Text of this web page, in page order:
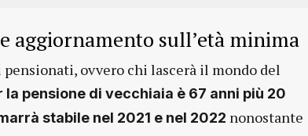
aggiornamento sull’età minima
ovvero chi lascerà il mondo del
la pensione di vecchiaia è 67 anni più 20
stabile nel 2021 e nel 2022 nonostante